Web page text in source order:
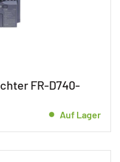
FR-D740-
Auf Lager